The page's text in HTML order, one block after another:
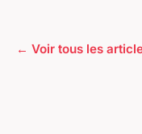
← Voir tous les